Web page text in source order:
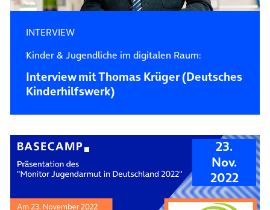
INTERVIEW
Kinder & Jugendliche im digitalen Raum:
Interview mit Thomas Krüger (Deutsches
Kinderhilfswerk)
23.
Nov.
2022